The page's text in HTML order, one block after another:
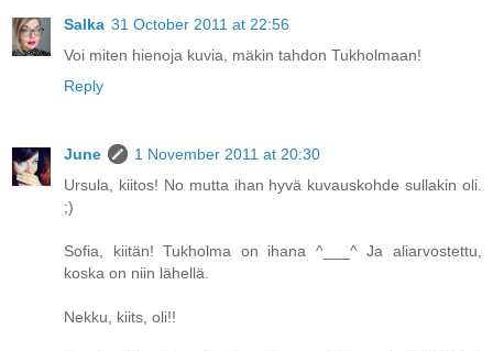
Salka 31 October 2011 at 22:56
Voi miten hienoja kuvia, mäkin tahdon Tukholmaan!
Reply
June
1 November 2011 at 20:30
Ursula, kiitos! No mutta ihan hyvä kuvauskohde sullakin oli.
;)
Sofia, kiitän! Tukholma on ihana ^___^ Ja aliarvostettu,
koska on niin lähellä.
Nekku, kiits, oli!!